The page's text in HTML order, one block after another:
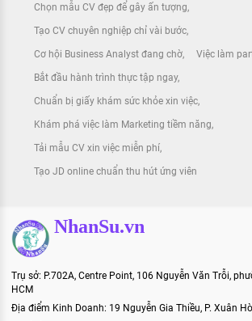
Chọn mẫu CV đẹp để gây ấn tượng
Tạo CV chuyên nghiệp chỉ vài bước
Cơ hội Business Analyst đang chờ Việc làm
Bắt đầu hành trình thực tập ngay
Chuẩn bị giấy khám sức khỏe xin việc
Khám phá việc làm Marketing tiềm năng
Tải mẫu CV xin việc miễn phí
Tạo JD online chuẩn thu hút ứng viên
NhanSu.vn
Trụ sở: P.702A, Centre Point, 106 Nguyễn Văn Trỗi,
HCM
Địa điểm Kinh Doanh: 19 Nguyễn Gia Thiều, P. Xuân